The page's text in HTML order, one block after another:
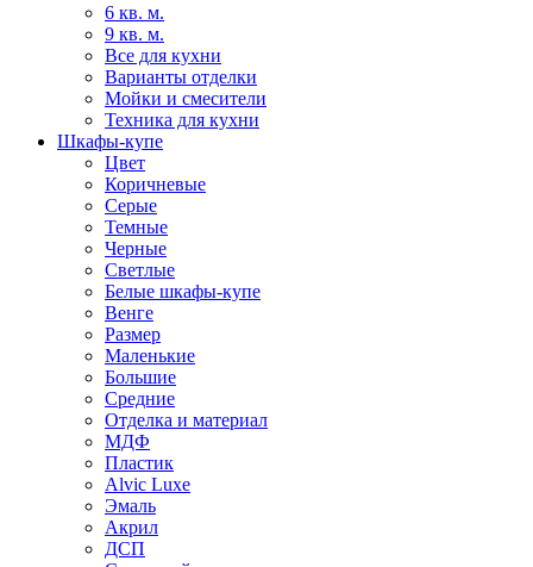
6 кв. м.
9 кв. м.
Все для кухни
Варианты отделки
Мойки и смесители
Техника для кухни
Шкафы-купе
Цвет
Коричневые
Серые
Темные
Черные
Светлые
Белые шкафы-купе
Венге
Размер
Маленькие
Большие
Средние
Отделка и материал
МДФ
Пластик
Alvic Luxe
Эмаль
Акрил
ДСП